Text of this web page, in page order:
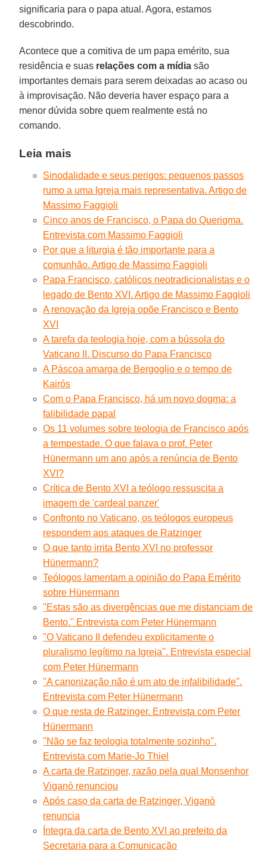
significaria para o papa atual. Agora, estamos
descobrindo.
Acontece que a comitiva de um papa emérito, sua
residência e suas relações com a mídia são
importantes demais para serem deixadas ao acaso ou
à improvisação. Não deveria haver espaço para a
menor dúvida sobre quem realmente está no
comando.
Leia mais
Sinodalidade e seus perigos: pequenos passos
rumo a uma Igreja mais representativa. Artigo de
Massimo Faggioli
Cinco anos de Francisco, o Papa do Querigma.
Entrevista com Massimo Faggioli
Por que a liturgia é tão importante para a
comunhão. Artigo de Massimo Faggioli
Papa Francisco, católicos neotradicionalistas e o
legado de Bento XVI. Artigo de Massimo Faggioli
A renovação da Igreja opõe Francisco e Bento
XVI
A tarefa da teologia hoje, com a bússola do
Vaticano II. Discurso do Papa Francisco
A Páscoa amarga de Bergoglio e o tempo de
Kairós
Com o Papa Francisco, há um novo dogma: a
falibilidade papal
Os 11 volumes sobre teologia de Francisco após
a tempestade. O que falava o prof. Peter
Hünermann um ano após a renúncia de Bento
XVI?
Crítica de Bento XVI a teólogo ressuscita a
imagem de 'cardeal panzer'
Confronto no Vaticano, os teólogos europeus
respondem aos ataques de Ratzinger
O que tanto irrita Bento XVI no professor
Hünermann?
Teólogos lamentam a opinião do Papa Emérito
sobre Hünermann
''Estas são as divergências que me distanciam de
Bento.'' Entrevista com Peter Hünermann
"O Vaticano II defendeu explicitamente o
pluralismo legítimo na Igreja". Entrevista especial
com Peter Hünermann
''A canonização não é um ato de infalibilidade''.
Entrevista com Peter Hünermann
O que resta de Ratzinger. Entrevista com Peter
Hünermann
''Não se faz teologia totalmente sozinho''.
Entrevista com Marie-Jo Thiel
A carta de Ratzinger, razão pela qual Monsenhor
Viganò renunciou
Após caso da carta de Ratzinger, Viganò
renuncia
Íntegra da carta de Bento XVI ao prefeito da
Secretaria para a Comunicação